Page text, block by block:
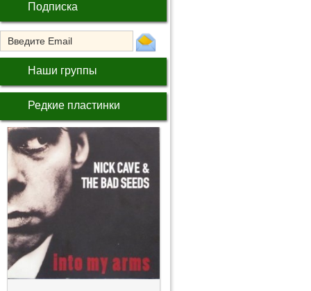
Подписка
Наши группы
Редкие пластинки